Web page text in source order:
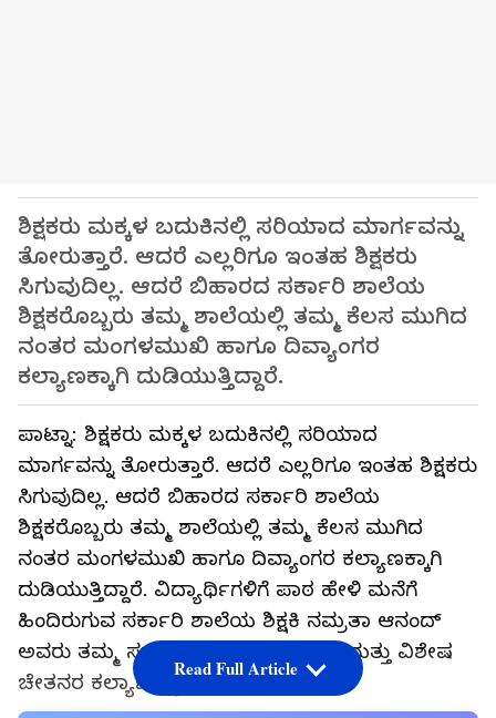
ಶಿಕ್ಷಕರು ಮಕ್ಕಳ ಬದುಕಿನಲ್ಲಿ ಸರಿಯಾದ ಮಾರ್ಗವನ್ನು
ತೋರುತ್ತಾರೆ. ಆದರೆ ಎಲ್ಲರಿಗೂ ಇಂತಹ ಶಿಕ್ಷಕರು
ಸಿಗುವುದಿಲ್ಲ. ಆದರೆ ಬಿಹಾರದ ಸರ್ಕಾರಿ ಶಾಲೆಯ
ಶಿಕ್ಷಕರೊಬ್ಬರು ತಮ್ಮ ಶಾಲೆಯಲ್ಲಿ ತಮ್ಮ ಕೆಲಸ ಮುಗಿದ
ನಂತರ ಮಂಗಳಮುಖಿ ಹಾಗೂ ದಿವ್ಯಾಂಗರ
ಕಲ್ಯಾಣಕ್ಕಾಗಿ ದುಡಿಯುತ್ತಿದ್ದಾರೆ.
ಪಾಟ್ನಾ: ಶಿಕ್ಷಕರು ಮಕ್ಕಳ ಬದುಕಿನಲ್ಲಿ ಸರಿಯಾದ
ಮಾರ್ಗವನ್ನು ತೋರುತ್ತಾರೆ. ಆದರೆ ಎಲ್ಲರಿಗೂ ಇಂತಹ ಶಿಕ್ಷಕರು
ಸಿಗುವುದಿಲ್ಲ. ಆದರೆ ಬಿಹಾರದ ಸರ್ಕಾರಿ ಶಾಲೆಯ
ಶಿಕ್ಷಕರೊಬ್ಬರು ತಮ್ಮ ಶಾಲೆಯಲ್ಲಿ ತಮ್ಮ ಕೆಲಸ ಮುಗಿದ
ನಂತರ ಮಂಗಳಮುಖಿ ಹಾಗೂ ದಿವ್ಯಾಂಗರ ಕಲ್ಯಾಣಕ್ಕಾಗಿ
ದುಡಿಯುತ್ತಿದ್ದಾರೆ. ವಿದ್ಯಾರ್ಥಿಗಳಿಗೆ ಪಾಠ ಹೇಳಿ ಮನೆಗೆ
ಹಿಂದಿರುಗುವ ಸರ್ಕಾರಿ ಶಾಲೆಯ ಶಿಕ್ಷಕಿ ನಮ್ರತಾ ಆನಂದ್
ಅವರು ತಮ್ಮ ಸಮಯವನ್ನು ತೃತೀಯಲಿಂಗಿ ಮತ್ತು ವಿಶೇಷ
ಚೇತನರ ಕಲ್ಯಾಣಕ್ಕಾಗಿ ಬಳಸುತ್ತಾರೆ.
Read Full Article